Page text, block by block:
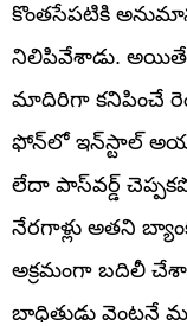
కొంతసేపటికి
నిలిపివేశాడు. అయితే
మాదిరిగా కనిపించే
ఫోన్‌లో ఇన్‌స్టాల్
లేదా పాస్‌వర్డ్
నేరగాళ్లు అతని
అక్రమంగా బదిలీ
బాధితుడు వెంటనే